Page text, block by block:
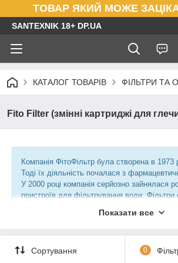
ТОВАР ЯКИЙ МОЖЕ
SANTEXNIK 18+ DP.UA
КАТАЛОГ ТОВАРІВ ФІЛЬТРИ ТА
Fito Filter (змінні картриджі для
Компанія ФітоФільтр була створена в 1973
Тоді їх діяльність почалася з
У 2000 році компанія серйозно зайнялася
пристроїв для фільтрування води. Фільтри
кори, їх вік перевищує 2 мільярди років.
Через 4 роки, за підтримки ФітоФільтр, в
Показати все
Сортування 0